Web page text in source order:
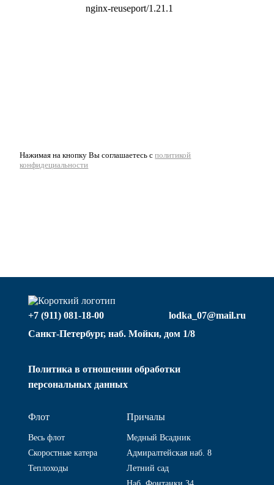
Нажимая на кнопку Вы соглашаетесь сполитикой
конфидециальности
+7 (911) 081-18-00
lodka_07@mail.ru
Санкт-Петербург, наб. Мойки, дом 1/8
Политика в отношении обработки
персональных данных
Флот
Весь флот
Скоростные катера
Теплоходы
Причалы
Медный Всадник
Адмиралтейская наб. 8
Летний сад